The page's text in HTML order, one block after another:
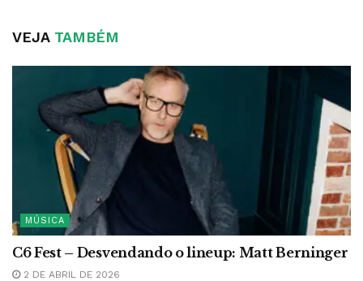
VEJATAMBÉM
MÚSICA
C6 Fest – Desvendando o lineup: Matt Berninger
2 DE ABRIL DE 2026